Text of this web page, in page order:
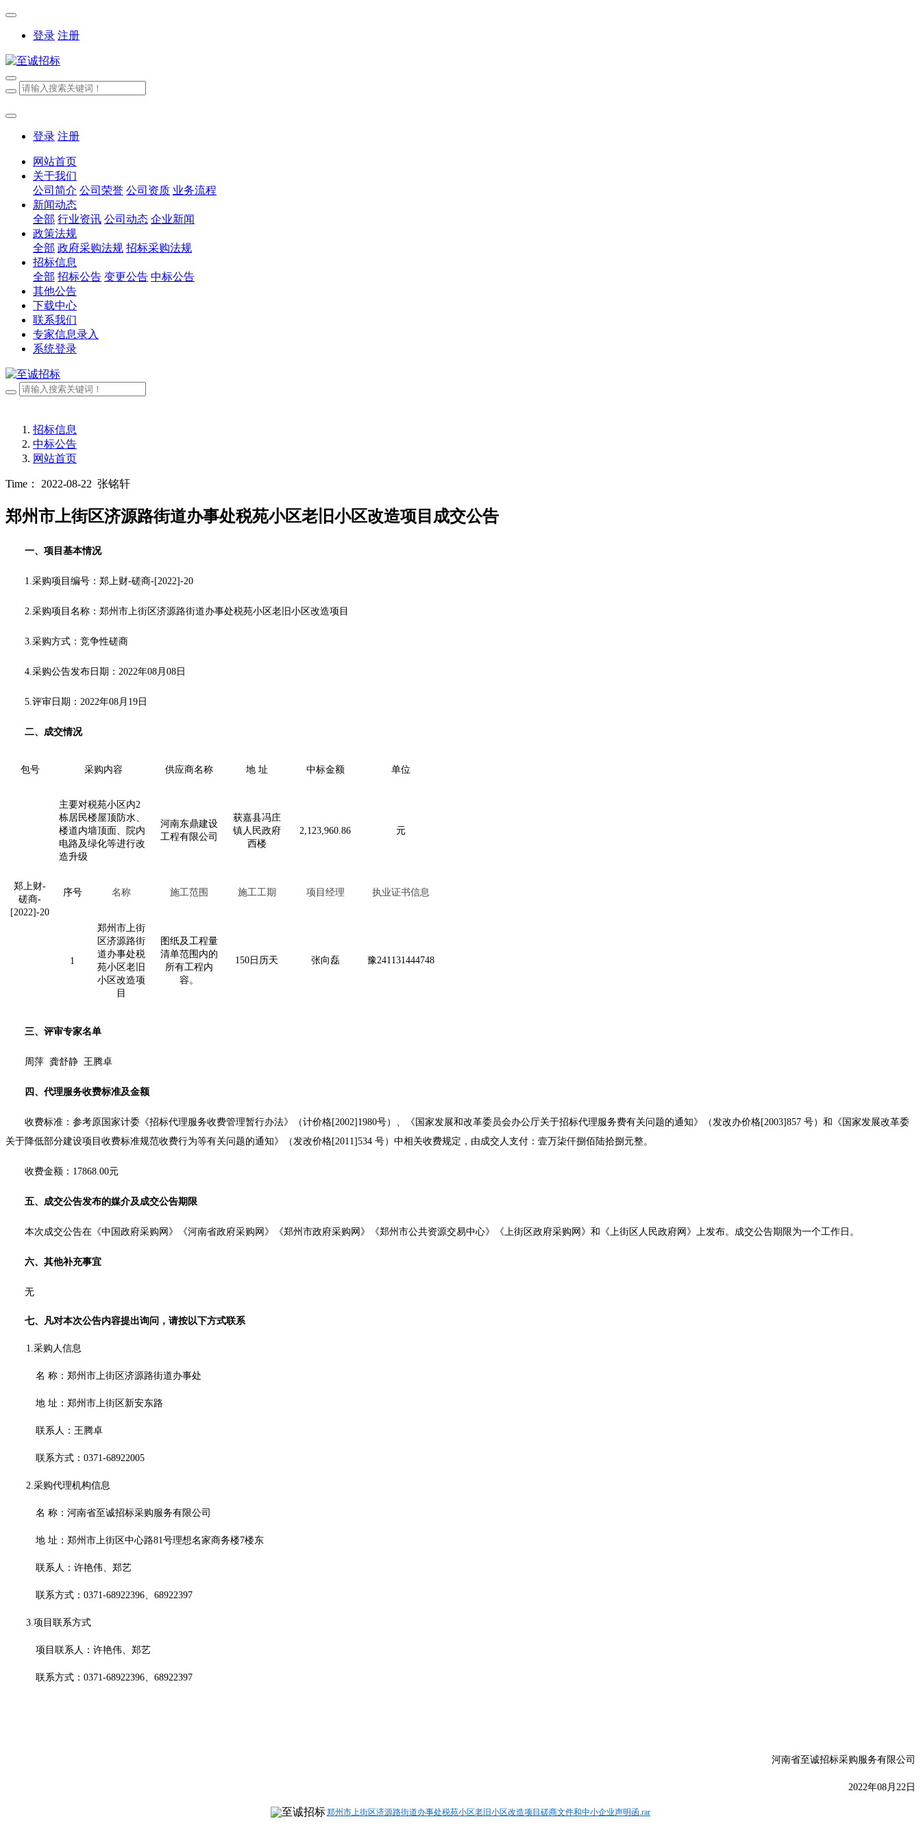
登录 注册
登录 注册
网站首页
关于我们
公司简介 公司荣誉 公司资质 业务流程
新闻动态
全部 行业资讯 公司动态 企业新闻
政策法规
全部 政府采购法规 招标采购法规
招标信息
全部 招标公告 变更公告 中标公告
其他公告
下载中心
联系我们
专家信息录入
系统登录
招标信息
中标公告
网站首页
Time： 2022-08-22 张铭轩
郑州市上街区济源路街道办事处税苑小区老旧小区改造项目成交公告
一、项目基本情况
1.采购项目编号： 郑上财-磋商-[2022]-20
2.采购项目名称： 郑州市上街区济源路街道办事处税苑小区老旧小区改造项目
3.采购方式：竞争性磋商
4.采购公告发布日期：2022年08月08日
5.评审日期：2022年08月19日
二、成交情况
包号 采购内容 供应商名称 地 址 中标金额 单位
郑上财-
磋商-
[2022]-20
主要对税苑小区内2
栋居民楼屋顶防水、
楼道内墙顶面、院内
电路及绿化等进行改
造升级
河南东鼎建设
工程有限公司
获嘉县冯庄
镇人民政府
西楼
2,123,960.86 元
序号 名称 施工范围 施工工期 项目经理 执业证书信息
1
郑州市上街
区济源路街
道办事处税
苑小区老旧
小区改造项
目
图纸及工程量
清单范围内的
所有工程内
容。
150日历天 张向磊 豫241131444748
三、评审专家名单
周萍 龚舒静 王腾卓
四、代理服务收费标准及金额
收费标准：参考原国家计委《招标代理服务收费管理暂行办法》（计价格[2002]1980号）、《国家发展和改革委员会办公厅关于招标代理服务费有关问题的通知》（发改办价格[2003]857 号）和《国家发展改革委
关于降低部分建设项目收费标准规范收费行为等有关问题的通知》（发改价格[2011]534 号）中相关收费规定，由成交人支付：壹万柒仟捌佰陆拾捌元整。
收费金额： 17868.00元
五、成交公告发布的媒介及成交公告期限
本次成交公告在《中国政府采购网》《河南省政府采购网》《郑州市政府采购网》《郑州市公共资源交易中心》《上街区政府采购网》和《上街区人民政府网》上发布。成交公告期限为一个工作日。
六、其他补充事宜
无
七、凡对本次公告内容提出询问，请按以下方式联系
1.采购人信息
名 称： 郑州市上街区济源路街道办事处
地 址：郑州市上街区新安东路
联系人：王腾卓
联系方式： 0371-68922005
2.采购代理机构信息
名 称： 河南省至诚招标采购服务有限公司
地 址： 郑州市上街区中心路81号理想名家商务楼7楼东
联系人：许艳伟、郑艺
联系方式： 0371-68922396、68922397
3.项目联系方式
项目联系人：许艳伟、郑艺
联系方式： 0371-68922396、68922397
河南省至诚招标采购服务有限公司
2022年08月22日
郑州市上街区济源路街道办事处税苑小区老旧小区改造项目磋商文件和中小企业声明函.rar